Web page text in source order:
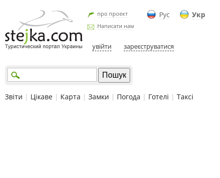
Рус Укр
про проект
Написати нам
увійти зареєструватися
Звіти | Цікаве | Карта | Замки | Погода | Готелі | Таксі